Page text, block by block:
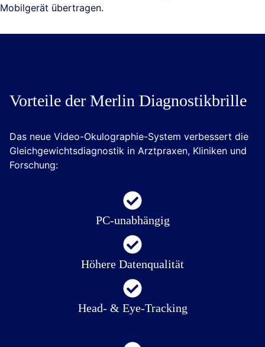
Mobilgerät übertragen.
Vorteile der Merlin Diagnostikbrille
Das neue Video-Okulographie-System verbessert die
Gleichgewichtsdiagnostik in Arztpraxen, Kliniken und
Forschung:
PC-unabhängig
Höhere Datenqualität
Head- & Eye-Tracking